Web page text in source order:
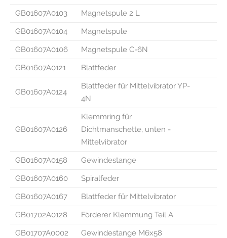
GB01607A0103
Magnetspule 2 L
GB01607A0104
Magnetspule
GB01607A0106
Magnetspule C-6N
GB01607A0121
Blattfeder
GB01607A0124
Blattfeder für Mittelvibrator YP-
4N
GB01607A0126
Klemmring für
Dichtmanschette, unten -
Mittelvibrator
GB01607A0158
Gewindestange
GB01607A0160
Spiralfeder
GB01607A0167
Blattfeder für Mittelvibrator
GB01702A0128
Förderer Klemmung Teil A
GB01707A0002
Gewindestange M6x58